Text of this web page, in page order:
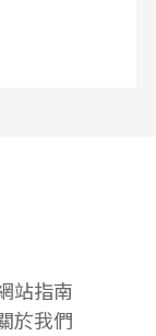
站指南
於我們